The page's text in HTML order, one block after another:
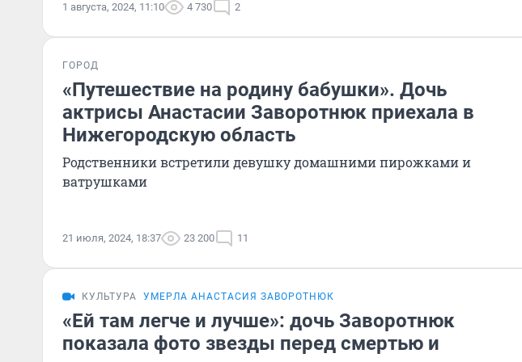
1 августа, 2024, 11:10 4 730 2
ГОРОД
«Путешествие на родину бабушки». Дочь
актрисы Анастасии Заворотнюк приехала в
Нижегородскую область
Родственники встретили девушку домашними пирожками и
ватрушками
21 июля, 2024, 18:37 23 200 11
КУЛЬТУРА УМЕРЛА АНАСТАСИЯ ЗАВОРОТНЮК
«Ей там легче и лучше»: дочь Заворотнюк
показала фото звезды перед смертью и